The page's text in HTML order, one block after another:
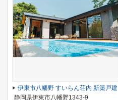
伊東市八幡野 すいらん荘内 新築戸建
静岡県伊東市八幡野1343-9